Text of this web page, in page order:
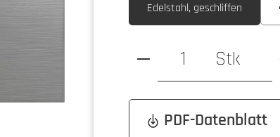
Edelstahl, geschliffen
Produkt Anzahl: Gib
Stk
PDF-Datenblatt